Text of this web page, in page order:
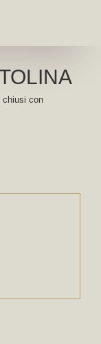
chiusi con